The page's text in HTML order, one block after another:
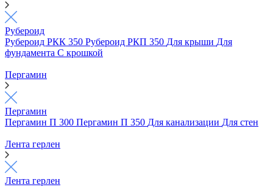
Рубероид
Рубероид РКК 350 Рубероид РКП 350 Для крыши Для
фундамента С крошкой
Пергамин
Пергамин
Пергамин П 300 Пергамин П 350 Для канализации Для стен
Лента герлен
Лента герлен